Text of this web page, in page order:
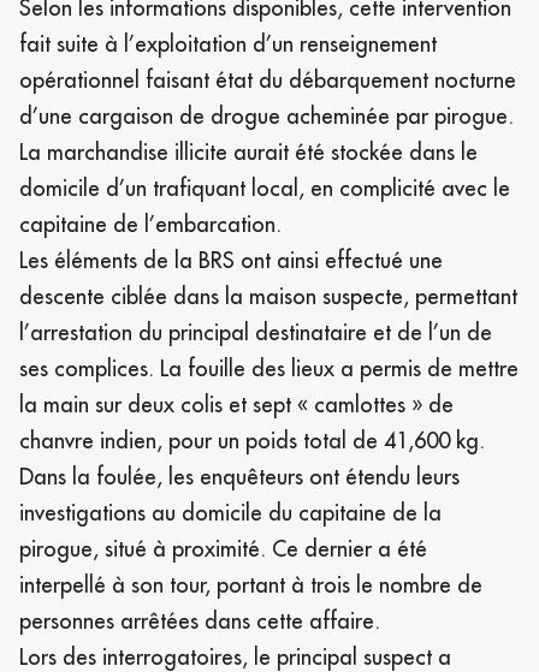
Selon les informations disponibles, cette intervention
fait suite à l’exploitation d’un renseignement
opérationnel faisant état du débarquement nocturne
d’une cargaison de drogue acheminée par pirogue.
La marchandise illicite aurait été stockée dans le
domicile d’un trafiquant local, en complicité avec le
capitaine de l’embarcation.
Les éléments de la BRS ont ainsi effectué une
descente ciblée dans la maison suspecte, permettant
l’arrestation du principal destinataire et de l’un de
ses complices. La fouille des lieux a permis de mettre
la main sur deux colis et sept « camlottes » de
chanvre indien, pour un poids total de 41,600 kg.
Dans la foulée, les enquêteurs ont étendu leurs
investigations au domicile du capitaine de la
pirogue, situé à proximité. Ce dernier a été
interpellé à son tour, portant à trois le nombre de
personnes arrêtées dans cette affaire.
Lors des interrogatoires, le principal suspect a